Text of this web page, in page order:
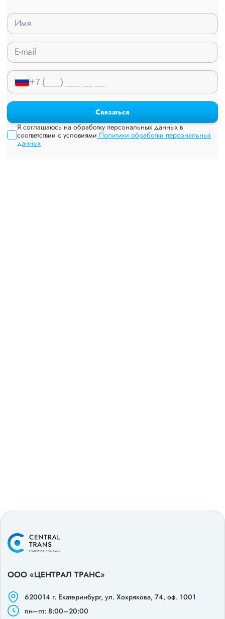
Я соглашаюсь на обработку персональных данных в
соответствии с условиями Политики обработки персональных
данных
Связаться
ООО «ЦЕНТРАЛ ТРАНС»
620014 г. Екатеринбург, ул. Хохрякова, 74, оф. 1001
пн–пт: 8:00–20:00